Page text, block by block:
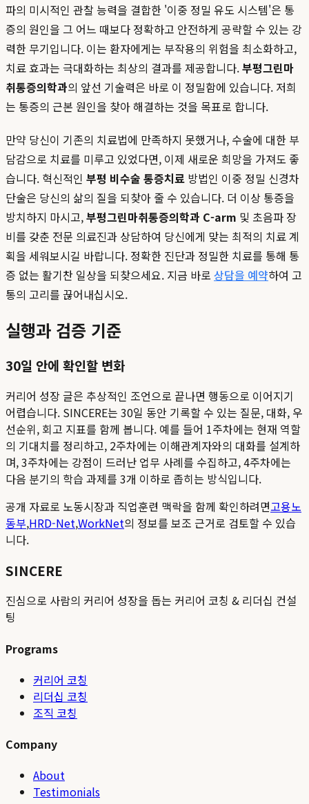
파의 미시적인 관찰 능력을 결합한 '이중 정밀 유도 시스템'은 통
증의 원인을 그 어느 때보다 정확하고 안전하게 공략할 수 있는 강
력한 무기입니다. 이는 환자에게는 부작용의 위험을 최소화하고,
치료 효과는 극대화하는 최상의 결과를 제공합니다.부평그린마
취통증의학과의 앞선 기술력은 바로 이 정밀함에 있습니다. 저희
는 통증의 근본 원인을 찾아 해결하는 것을 목표로 합니다.
만약 당신이 기존의 치료법에 만족하지 못했거나, 수술에 대한 부
담감으로 치료를 미루고 있었다면, 이제 새로운 희망을 가져도 좋
습니다. 혁신적인 부평 비수술 통증치료 방법인 이중 정밀 신경차
단술은 당신의 삶의 질을 되찾아 줄 수 있습니다. 더 이상 통증을
방치하지 마시고,부평그린마취통증의학과 C-arm 및 초음파 장
비를 갖춘 전문 의료진과 상담하여 당신에게 맞는 최적의 치료 계
획을 세워보시길 바랍니다. 정확한 진단과 정밀한 치료를 통해 통
증 없는 활기찬 일상을 되찾으세요. 지금 바로 상담을 예약하여 고
통의 고리를 끊어내십시오.
실행과 검증 기준
30일 안에 확인할 변화
커리어 성장 글은 추상적인 조언으로 끝나면 행동으로 이어지기
어렵습니다. SINCERE는 30일 동안 기록할 수 있는 질문, 대화, 우
선순위, 회고 지표를 함께 봅니다. 예를 들어 1주차에는 현재 역할
의 기대치를 정리하고, 2주차에는 이해관계자와의 대화를 설계하
며, 3주차에는 강점이 드러난 업무 사례를 수집하고, 4주차에는
다음 분기의 학습 과제를 3개 이하로 좁히는 방식입니다.
공개 자료로 노동시장과 직업훈련 맥락을 함께 확인하려면고용노
동부,HRD-Net,WorkNet의 정보를 보조 근거로 검토할 수 있습
니다.
SINCERE
진심으로 사람의 커리어 성장을 돕는 커리어 코칭 & 리더십 컨설
팅
Programs
커리어 코칭
리더십 코칭
조직 코칭
Company
About
Testimonials